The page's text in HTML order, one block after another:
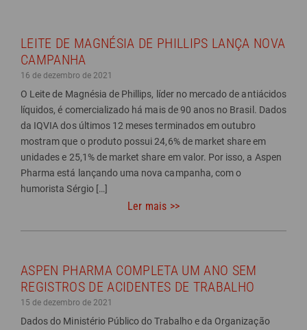
LEITE DE MAGNÉSIA DE PHILLIPS LANÇA NOVA
CAMPANHA
16 de dezembro de 2021
O Leite de Magnésia de Phillips, líder no mercado de antiácidos
líquidos, é comercializado há mais de 90 anos no Brasil. Dados
da IQVIA dos últimos 12 meses terminados em outubro
mostram que o produto possui 24,6% de market share em
unidades e 25,1% de market share em valor. Por isso, a Aspen
Pharma está lançando uma nova campanha, com o
humorista Sérgio […]
Ler mais >>
ASPEN PHARMA COMPLETA UM ANO SEM
REGISTROS DE ACIDENTES DE TRABALHO
15 de dezembro de 2021
Dados do Ministério Público do Trabalho e da Organização